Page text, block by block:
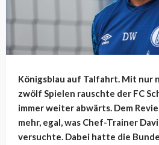
Königsblau auf Talfahrt. Mit nur
zwölf Spielen rauschte der FC
immer weiter abwärts. Dem
mehr, egal, was Chef-Trainer
versuchte. Dabei hatte die